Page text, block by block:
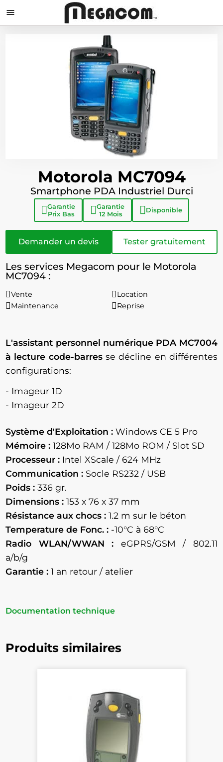

Motorola MC7094
Smartphone PDA Industriel Durci
Garantie
Prix Bas
Garantie
12 Mois
Disponible
Demander un devis Tester gratuitement
Les services Megacom pour le Motorola
MC7094 :
Vente
Location
Maintenance
Reprise
L'assistant personnel numérique PDA MC7004
à lecture code-barresse décline en différentes
configurations:
- Imageur 1D
- Imageur 2D
Système d'Exploitation : Windows CE 5 Pro
Mémoire : 128Mo RAM / 128Mo ROM / Slot SD
Processeur : Intel XScale / 624 MHz
Communication : Socle RS232 / USB
Poids : 336 gr.
Dimensions : 153 x 76 x 37 mm
Résistance aux chocs : 1.2 m sur le béton
Temperature de Fonc. : -10°C à 68°C
Radio WLAN/WWAN : eGPRS/GSM / 802.11
a/b/g
Garantie : 1 an retour / atelier
Documentation technique
Produits similaires